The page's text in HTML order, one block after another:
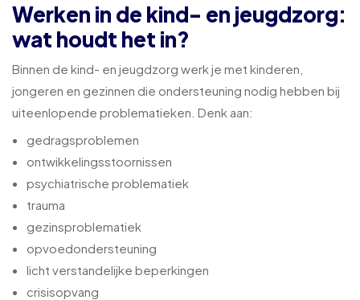
Werken in de kind- en jeugdzorg:
wat houdt het in?
Binnen de kind- en jeugdzorg werk je met kinderen,
jongeren en gezinnen die ondersteuning nodig hebben bij
uiteenlopende problematieken. Denk aan:
gedragsproblemen
ontwikkelingsstoornissen
psychiatrische problematiek
trauma
gezinsproblematiek
opvoedondersteuning
licht verstandelijke beperkingen
crisisopvang